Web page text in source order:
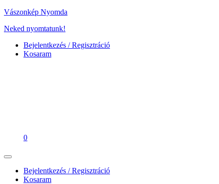
Vászonkép Nyomda
Neked nyomtatunk!
Bejelentkezés / Regisztráció
Kosaram
0
Bejelentkezés / Regisztráció
Kosaram